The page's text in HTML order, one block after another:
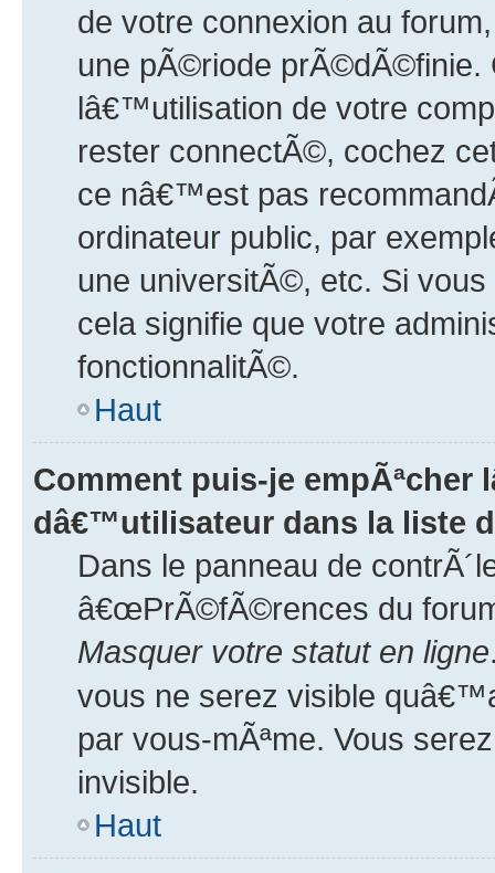
de votre connexion au
une pÃ©riode prÃ©dÃ©finie.
lâ€™utilisation de votre
rester connectÃ©, cochez
ce nâ€™est pas
ordinateur public, par
une universitÃ©, etc. Si
cela signifie que votre
fonctionnalitÃ©.
Haut
Comment puis-je
dâ€™utilisateur dans la liste
Dans le panneau de
â€œPrÃ©fÃ©rences du
Masquer votre statut en ligne
vous ne serez visible
par vous-mÃªme. Vous
invisible.
Haut